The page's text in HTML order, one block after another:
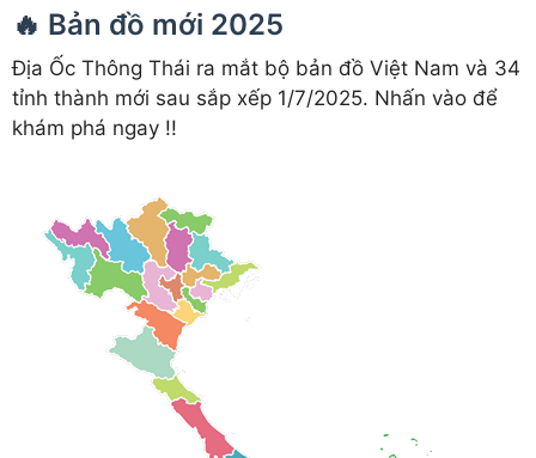
🔥 Bản đồ mới 2025
Địa Ốc Thông Thái ra mắt bộ bản đồ Việt Nam và 34
tỉnh thành mới sau sắp xếp 1/7/2025. Nhấn vào để
khám phá ngay !!